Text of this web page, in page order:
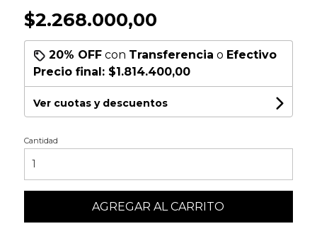
$2.268.000,00
20% OFFcon Transferencia o Efectivo
Precio final: $1.814.400,00
Ver cuotas y descuentos
Cantidad
AGREGAR AL CARRITO